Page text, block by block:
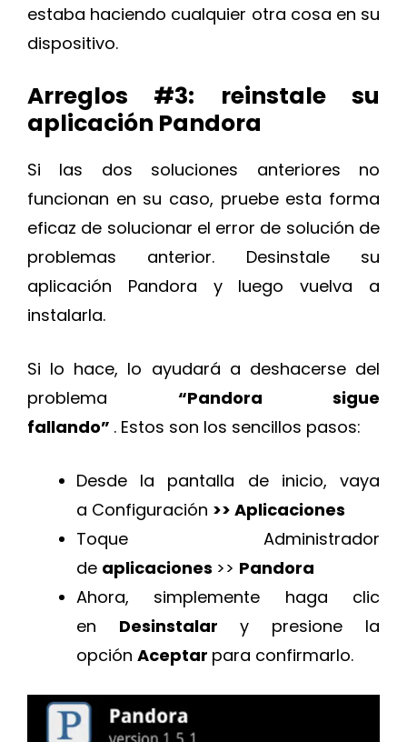
estaba haciendo cualquier otra cosa en su
dispositivo.
Arreglos #3: reinstale su
aplicación Pandora
Si las dos soluciones anteriores no
funcionan en su caso, pruebe esta forma
eficaz de solucionar el error de solución de
problemas anterior. Desinstale su
aplicación Pandora y luego vuelva a
instalarla.
Si lo hace, lo ayudará a deshacerse del
problema “Pandora sigue
fallando” . Estos son los sencillos pasos:
Desde la pantalla de inicio, vaya
a Configuración >> Aplicaciones
Toque Administrador
de aplicaciones >> Pandora
Ahora, simplemente haga clic
en Desinstalar y presione la
opción Aceptar para confirmarlo.